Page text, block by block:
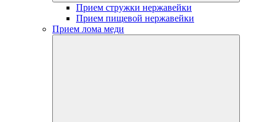
Прием стружки нержавейки
Прием пищевой нержавейки
Прием лома меди